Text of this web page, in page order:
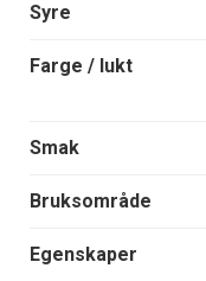
Syre
Farge / lukt
Smak
Bruksområde
Egenskaper